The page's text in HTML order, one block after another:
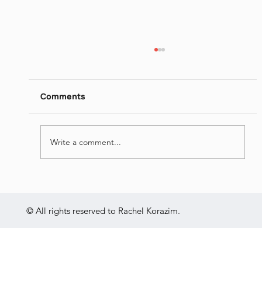
https://www.dropbox.com/scl/fi/26ip5u1qjrn
gquo4hqe8o/I-Jun-16-2026.mp4?
rlkey=vrn1b0lj2e1jk7v84mh31x695&st=nmt0
yvgu&dl=0
Comments
Write a comment...
© All rights reserved to Rachel Korazim.